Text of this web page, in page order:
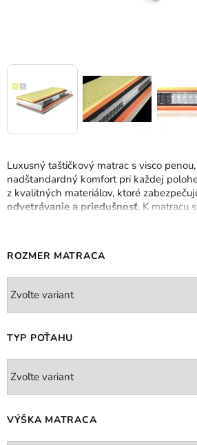
Luxusný taštičkový matrac s visco
nadštandardný komfort pri každej
z kvalitných materiálov, ktoré
odvetrávanie a priedušnosť. K matracu
ROZMER MATRACA
TYP POŤAHU
VÝŠKA MATRACA